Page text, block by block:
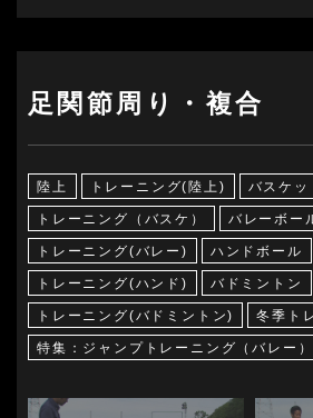
足関節周り・複合
陸上 トレーニング(陸上) バスケッ
トレーニング（バスケ） バレーボー
トレーニング(バレー) ハンドボール
トレーニング(ハンド) バドミントン
トレーニング(バドミントン) 冬季ト
特集：ジャンプトレーニング（バレー）